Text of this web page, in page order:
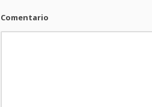
Comentario